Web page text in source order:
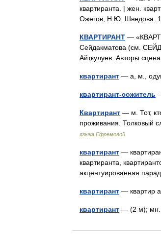
квартиранта. | жен.
Ожегов, Н.Ю. Шведова.
КВАРТИРАНТ —
Сейдакматова (см.
Айткулуев. Авторы
квартирант — а, м.,
квартирант-сожитель
Квартирант — м. Тот,
проживания. Толковый
языка Ефремовой
квартирант —
квартиранта,
акцентуированная
квартирант — квартир
квартирант — (2 м); мн.